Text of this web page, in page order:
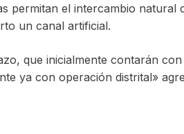
permitan el intercambio natural
un canal artificial.
que inicialmente contarán
ya con operación distrital»